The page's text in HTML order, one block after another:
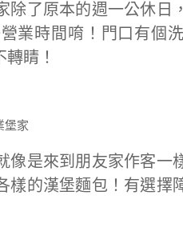
除了原本的週一公休日
業時間唷！門口有個
睛！
像是來到朋友家作客一
樣的漢堡麵包！有選擇